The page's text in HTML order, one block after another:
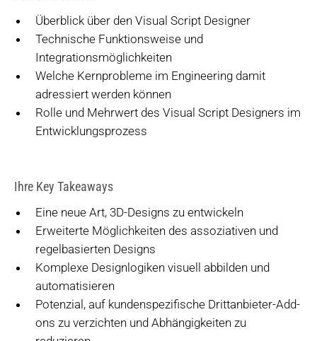
Überblick über den Visual Script Designer
Technische Funktionsweise und
Integrationsmöglichkeiten
Welche Kernprobleme im Engineering damit
adressiert werden können
Rolle und Mehrwert des Visual Script Designers im
Entwicklungsprozess
Ihre Key Takeaways
Eine neue Art, 3D-Designs zu entwickeln
Erweiterte Möglichkeiten des assoziativen und
regelbasierten Designs
Komplexe Designlogiken visuell abbilden und
automatisieren
Potenzial, auf kundenspezifische Drittanbieter-Add-
ons zu verzichten und Abhängigkeiten zu